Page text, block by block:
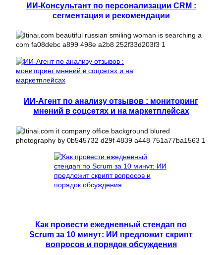
ИИ-Консультант по персонализации CRM :
сегментация и рекомендации
ИИ-Агент по анализу отзывов : мониторинг
мнений в соцсетях и на маркетплейсах
Как провести ежедневный стендап по
Scrum за 10 минут: ИИ предложит скрипт
вопросов и порядок обсуждения